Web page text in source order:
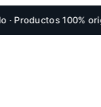
100% originales